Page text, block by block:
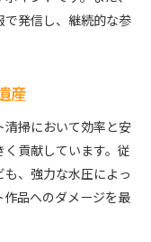
で発信し、継続的な参
産
清掃において効率と安
貢献しています。従
、強力な水圧によっ
作品へのダメージを最